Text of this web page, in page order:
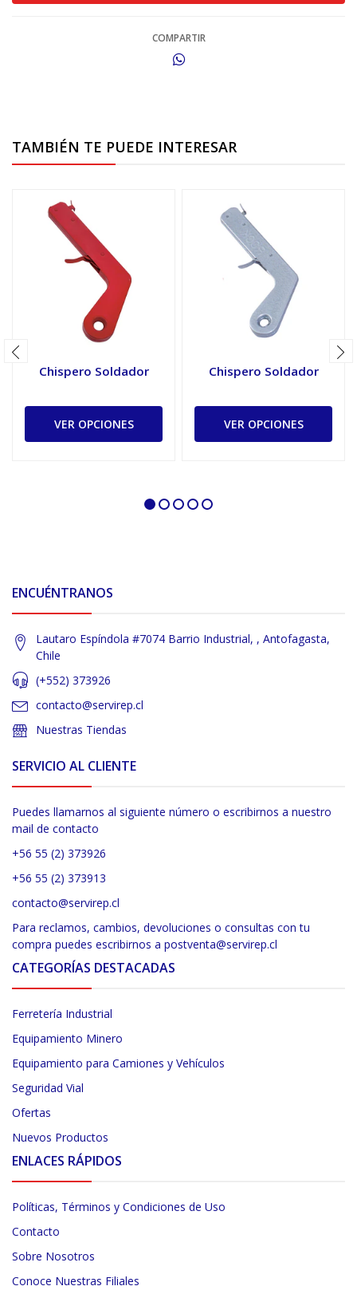
COMPARTIR
TAMBIÉN TE PUEDE INTERESAR
Chispero Soldador
VER OPCIONES
Chispero Soldador
VER OPCIONES
ENCUÉNTRANOS
Lautaro Espíndola #7074 Barrio Industrial, , Antofagasta,
Chile
(+552) 373926
contacto@servirep.cl
Nuestras Tiendas
SERVICIO AL CLIENTE
Puedes llamarnos al siguiente número o escribirnos a nuestro
mail de contacto
+56 55 (2) 373926
+56 55 (2) 373913
contacto@servirep.cl
Para reclamos, cambios, devoluciones o consultas con tu
compra puedes escribirnos a postventa@servirep.cl
CATEGORÍAS DESTACADAS
Ferretería Industrial
Equipamiento Minero
Equipamiento para Camiones y Vehículos
Seguridad Vial
Ofertas
Nuevos Productos
ENLACES RÁPIDOS
Políticas, Términos y Condiciones de Uso
Contacto
Sobre Nosotros
Conoce Nuestras Filiales